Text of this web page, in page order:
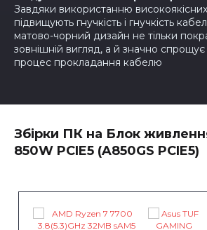
Завдяки використанню
підвищують гнучкість і гнучкість
матово-чорний дизайн не тільки
зовнішній вигляд, а й значно
процес прокладання кабелю
Збірки ПК на Блок
850W PCIE5 (A850GS PCIE5)